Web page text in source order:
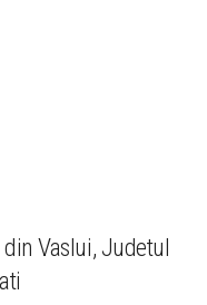
Vaslui, Judetul